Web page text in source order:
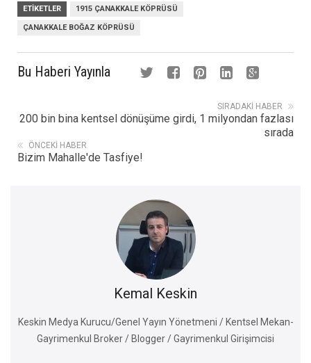
ETIKETLER 1915 ÇANAKKALE KÖPRÜSÜ
ÇANAKKALE BOĞAZ KÖPRÜSÜ
Bu Haberi Yayınla
SIRADAKI HABER
200 bin bina kentsel dönüşüme girdi, 1 milyondan fazlası
sırada
ÖNCEKI HABER
Bizim Mahalle'de Tasfiye!
Kemal Keskin
Keskin Medya Kurucu/Genel Yayın Yönetmeni / Kentsel Mekan-
Gayrimenkul Broker / Blogger / Gayrimenkul Girişimcisi